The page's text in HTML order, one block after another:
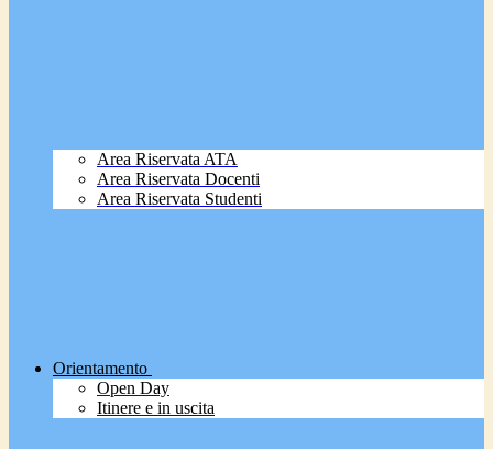
Area Riservata ATA
Area Riservata Docenti
Area Riservata Studenti
Orientamento
Open Day
Itinere e in uscita